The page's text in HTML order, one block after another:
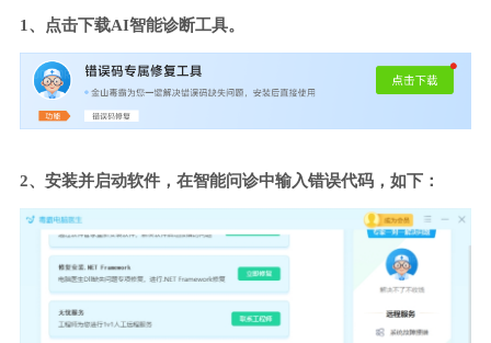
1、点击下载AI智能诊断工具。
2、安装并启动软件，在智能问诊中输入错误代码，如下：